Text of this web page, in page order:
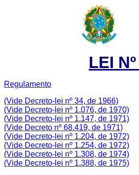
LEI
Regulamento
(Vide Decreto-lei nº 34, de 1966)
(Vide Decreto-lei nº 1.076, de 1970)
(Vide Decreto-lei nº 1.147, de 1971)
(Vide Decreto nº 68.419, de 1971)
(Vide Decreto-lei nº 1.204, de 1972)
(Vide Decreto-lei nº 1.254, de 1972)
(Vide Decreto-lei nº 1.308, de 1974)
(Vide Decreto-lei nº 1.388, de 1975)